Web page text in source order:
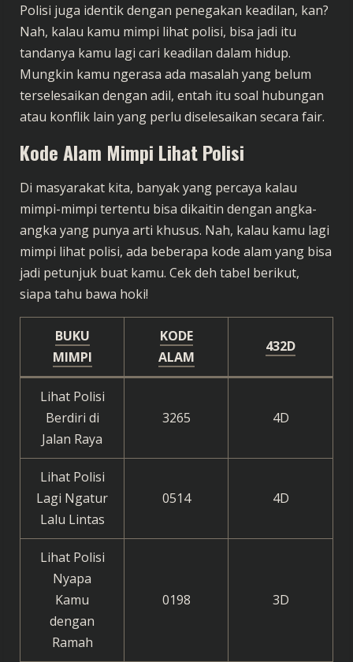
Polisi juga identik dengan penegakan keadilan, kan?
Nah, kalau kamu mimpi lihat polisi, bisa jadi itu
tandanya kamu lagi cari keadilan dalam hidup.
Mungkin kamu ngerasa ada masalah yang belum
terselesaikan dengan adil, entah itu soal hubungan
atau konflik lain yang perlu diselesaikan secara fair.
Kode Alam Mimpi Lihat Polisi
Di masyarakat kita, banyak yang percaya kalau
mimpi-mimpi tertentu bisa dikaitin dengan angka-
angka yang punya arti khusus. Nah, kalau kamu lagi
mimpi lihat polisi, ada beberapa kode alam yang bisa
jadi petunjuk buat kamu. Cek deh tabel berikut,
siapa tahu bawa hoki!
BUKU
MIMPI
KODE
ALAM
432D
Lihat Polisi
Berdiri di
Jalan Raya
3265 4D
Lihat Polisi
Lagi Ngatur
Lalu Lintas
0514 4D
Lihat Polisi
Nyapa
Kamu
dengan
Ramah
0198 3D